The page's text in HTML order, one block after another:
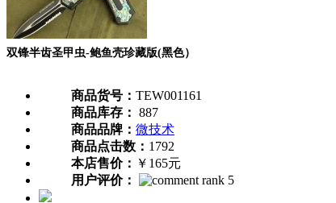
双锋半齿圣甲虫-鲍鱼壳珍藏版(黑色）
商品货号： TEW001161
商品库存： 887
商品品牌： 微技术
商品点击数： 1792
本店售价： ￥165元
用户评价：